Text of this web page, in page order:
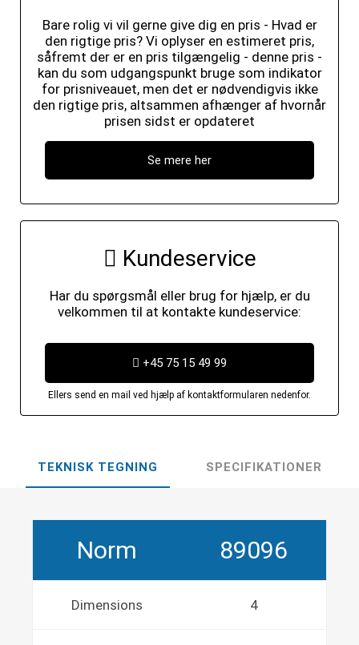
Bare rolig vi vil gerne give dig en pris - Hvad er
den rigtige pris? Vi oplyser en estimeret pris,
såfremt der er en pris tilgængelig - denne pris -
kan du som udgangspunkt bruge som indikator
for prisniveauet, men det er nødvendigvis ikke
den rigtige pris, altsammen afhænger af hvornår
prisen sidst er opdateret
Se mere her
Kundeservice
Har du spørgsmål eller brug for hjælp, er du
velkommen til at kontakte kundeservice:
+45 75 15 49 99
Ellers send en mail ved hjælp af kontaktformularen nedenfor.
TEKNISK TEGNING SPECIFIKATIONER
Norm 89096
Dimensions 4